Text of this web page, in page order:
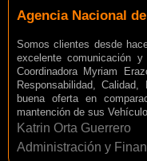
Agencia Nacional
Somos clientes desde
excelente comunicación
Coordinadora Myriam
Responsabilidad,
buena oferta en
mantención de sus
Katrin Orta Guerrero
Administración y